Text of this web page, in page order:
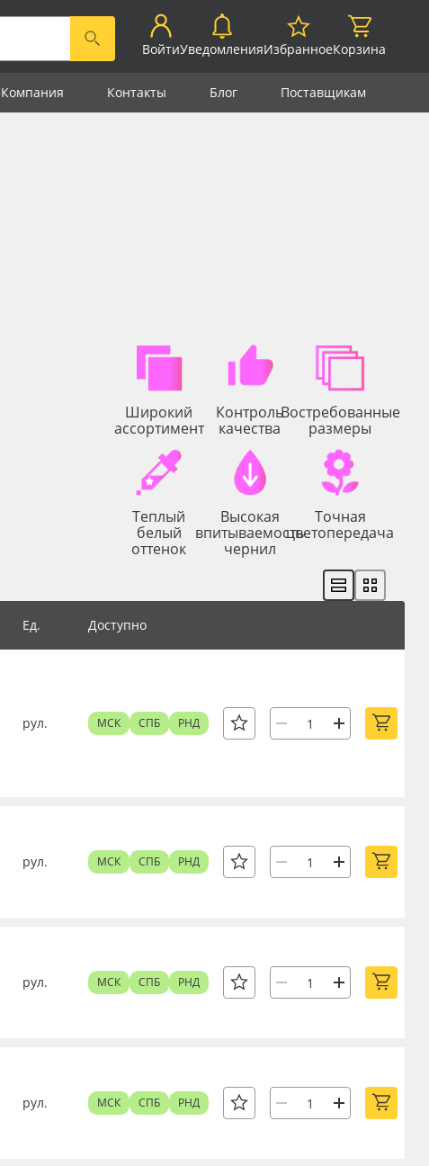
ВойтиУведомленияИзбранноеКорзина
Компания Контакты Блог Поставщикам
Широкий
ассортимент
Контроль
качества
Востребованные
размеры
Теплый
белый
оттенок
Высокая
впитываемость
чернил
Точная
цветопередача
Ед. Доступно
рул. МСК СПБ РНД
рул. МСК СПБ РНД
рул. МСК СПБ РНД
рул. МСК СПБ РНД